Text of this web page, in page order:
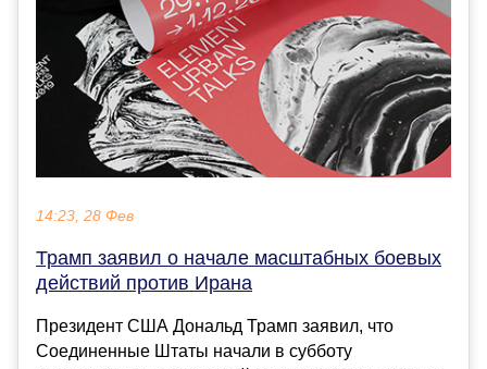
14:23, 28 Фев
Трамп заявил о начале масштабных боевых
действий против Ирана
Президент США Дональд Трамп заявил, что
Соединенные Штаты начали в субботу